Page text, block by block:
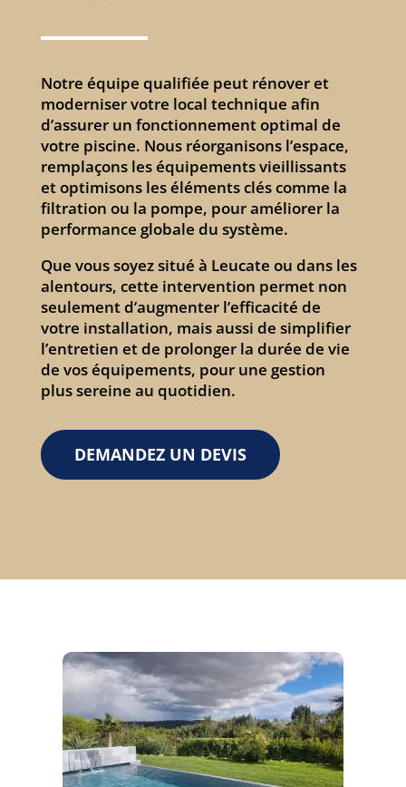
Notre équipe qualifiée peut rénover et
moderniser votre local technique afin
d’assurer un fonctionnement optimal de
votre piscine. Nous réorganisons l’espace,
remplaçons les équipements vieillissants
et optimisons les éléments clés comme la
filtration ou la pompe, pour améliorer la
performance globale du système.
Que vous soyez situé à Leucate ou dans les
alentours, cette intervention permet non
seulement d’augmenter l’efficacité de
votre installation, mais aussi de simplifier
l’entretien et de prolonger la durée de vie
de vos équipements, pour une gestion
plus sereine au quotidien.
DEMANDEZ UN DEVIS